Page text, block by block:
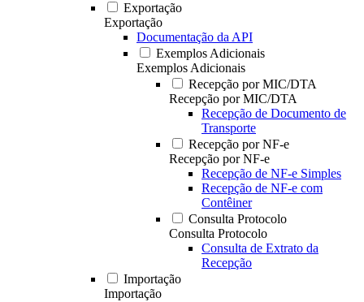
Exportação
Exportação
Documentação da API
Exemplos Adicionais
Exemplos Adicionais
Recepção por MIC/DTA
Recepção por MIC/DTA
Recepção de Documento de
Transporte
Recepção por NF-e
Recepção por NF-e
Recepção de NF-e Simples
Recepção de NF-e com
Contêiner
Consulta Protocolo
Consulta Protocolo
Consulta de Extrato da
Recepção
Importação
Importação